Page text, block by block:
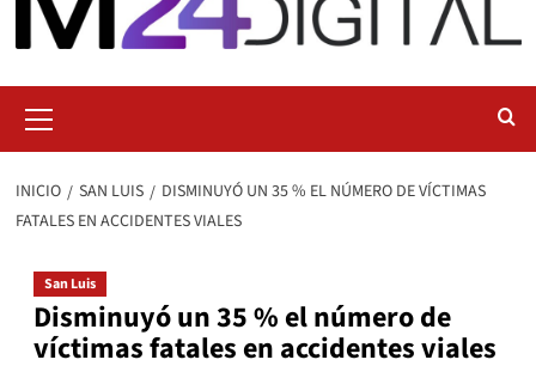
primario
INICIO SAN LUIS
DISMINUYÓ UN 35 % EL NÚMERO DE VÍCTIMAS
FATALES EN ACCIDENTES VIALES
San Luis
Disminuyó un 35 % el número de
víctimas fatales en accidentes viales